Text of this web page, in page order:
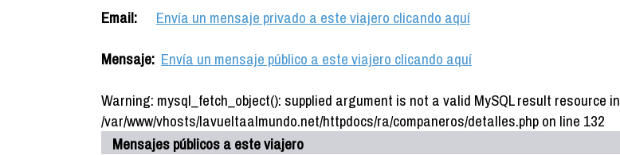
Email:
Envía un mensaje privado a este viajero clicando aquí
Mensaje: Envía un mensaje público a este viajero clicando aquí
Warning: mysql_fetch_object(): supplied argument is not a valid MySQL result resource in
/var/www/vhosts/lavueltaalmundo.net/httpdocs/ra/companeros/detalles.php on line 132
Mensajes públicos a este viajero